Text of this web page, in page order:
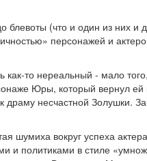
(что и один из них и
персонажей и
то нереальный - мало
Юры, который вернул
драму несчастной Золушки.
шумиха вокруг успеха
и политиками в стиле